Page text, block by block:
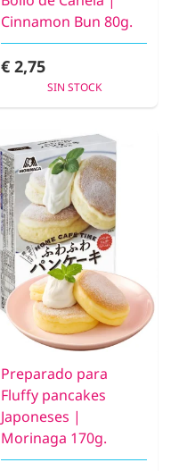
Cinnamon Bun 80g.
€ 2,75
SIN STOCK
Preparado para
Fluffy pancakes
Japoneses |
Morinaga 170g.